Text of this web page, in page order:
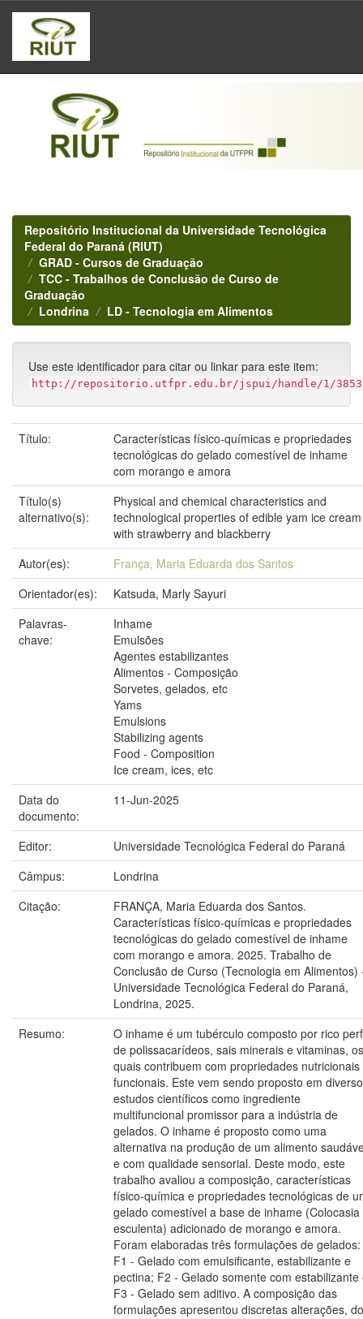
Skip
navigation
Repositório Institucional da Universidade Tecnológica
Federal do Paraná (RIUT)
GRAD - Cursos de Graduação
TCC - Trabalhos de Conclusão de Curso de
Graduação
Londrina
LD - Tecnologia em Alimentos
Use este identificador para citar ou linkar para este item:
http://repositorio.utfpr.edu.br/jspui/handle/1/
Título:
Características físico-químicas e propriedades
tecnológicas do gelado comestível de inhame
com morango e amora
Título(s)
alternativo(s):
Physical and chemical characteristics and
technological properties of edible yam ice cream
with strawberry and blackberry
Autor(es):
França, Maria Eduarda dos Santos
Orientador(es):
Katsuda, Marly Sayuri
Palavras-
chave:
Inhame
Emulsões
Agentes estabilizantes
Alimentos - Composição
Sorvetes, gelados, etc
Yams
Emulsions
Stabilizing agents
Food - Composition
Ice cream, ices, etc
Data do
documento:
11-Jun-2025
Editor:
Universidade Tecnológica Federal do Paraná
Câmpus:
Londrina
Citação:
FRANÇA, Maria Eduarda dos Santos.
Características físico-químicas e propriedades
tecnológicas do gelado comestível de inhame
com morango e amora. 2025. Trabalho de
Conclusão de Curso (Tecnologia em Alimentos)
Universidade Tecnológica Federal do Paraná,
Londrina, 2025.
Resumo:
O inhame é um tubérculo composto por rico
de polissacarídeos, sais minerais e vitaminas, os
quais contribuem com propriedades nutricionais
funcionais. Este vem sendo proposto em
estudos científicos como ingrediente
multifuncional promissor para a indústria de
gelados. O inhame é proposto como uma
alternativa na produção de um alimento
e com qualidade sensorial. Deste modo, este
trabalho avaliou a composição, características
físico-química e propriedades tecnológicas de
gelado comestível a base de inhame (Colocasia
esculenta) adicionado de morango e amora.
Foram elaboradas três formulações de gelados:
F1 - Gelado com emulsificante, estabilizante e
pectina; F2 - Gelado somente com estabilizante
F3 - Gelado sem aditivo. A composição das
formulações apresentou discretas alterações,